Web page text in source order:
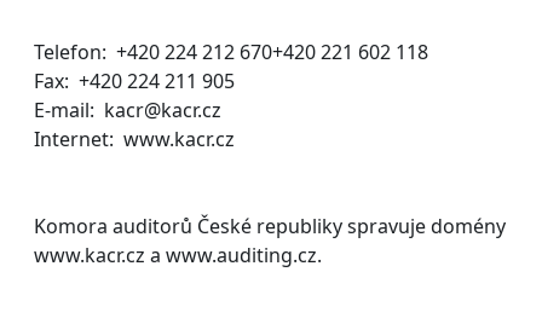
Telefon: +420 224 212 670+420 221 602 118
Fax: +420 224 211 905
E-mail: kacr@kacr.cz
Internet: www.kacr.cz
Komora auditorů České republiky spravuje domény
www.kacr.cz a www.auditing.cz.